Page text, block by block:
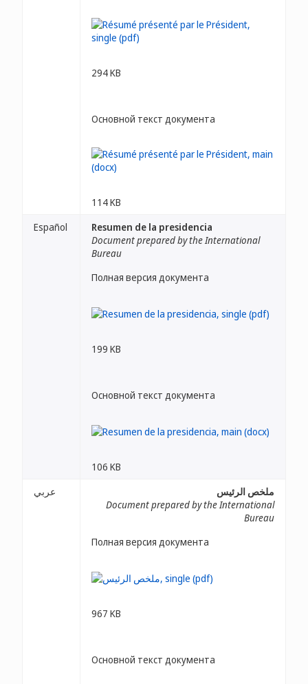
294 KB
Основной текст документа
114 KB
Español
Resumen de la presidencia
Document prepared by the International
Bureau
Полная версия документа
199 KB
Основной текст документа
106 KB
عربي
ملخص الرئيس
Document prepared by the International
Bureau
Полная версия документа
967 KB
Основной текст документа